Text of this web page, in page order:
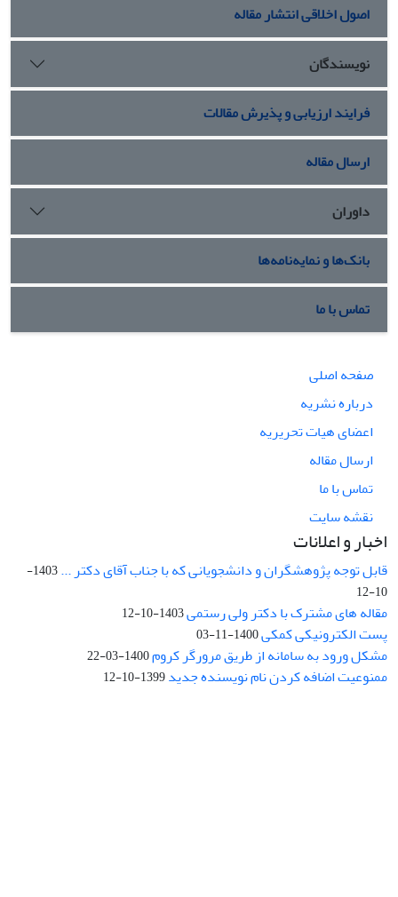
اصول اخلاقی انتشار مقاله
نویسندگان
فرایند ارزیابی و پذیرش مقالات
ارسال مقاله
داوران
بانک‌ها و نمایه‌نامه‌ها
تماس با ما
صفحه اصلی
درباره نشریه
اعضای هیات تحریریه
ارسال مقاله
تماس با ما
نقشه سایت
اخبار و اعلانات
قابل توجه پژوهشگران و دانشجویانی که با جناب آقای دکتر ...
1403-
10-12
مقاله های مشترک با دکتر ولی رستمی1403-10-12
پست الکترونیکی کمکی1400-11-03
مشکل ورود به سامانه از طریق مرورگر کروم1400-03-22
ممنوعیت اضافه کردن نام نویسنده جدید1399-10-12